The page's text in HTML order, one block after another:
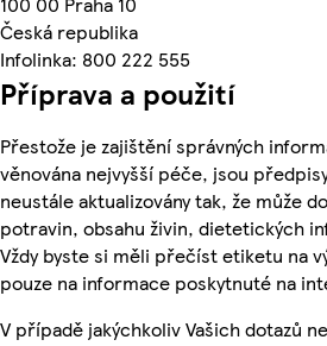
Česká republika
Infolinka: 800 222 555
Příprava a použití
Přestože je zajištění správných
věnována nejvyšší péče, jsou
neustále aktualizovány tak, že může
potravin, obsahu živin, dietetických
Vždy byste si měli přečíst etiketu na
pouze na informace poskytnuté na
V případě jakýchkoliv Vašich dotazů